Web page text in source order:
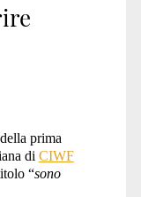
prima
di CIWF
“sono